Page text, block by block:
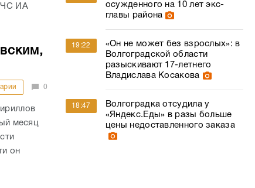
ИА
0
месяц
он
осужденного на 10 лет экс-
главы района
19:22
«Он не может без взрослых»: в
Волгоградской области
разыскивают 17-летнего
Владислава Косакова
18:47
Волгоградка отсудила у
«Яндекс.Еды» в разы больше
цены недоставленного заказа